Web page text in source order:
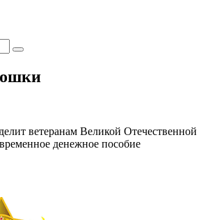
ветеранам Великой Отечественной
денежное пособие